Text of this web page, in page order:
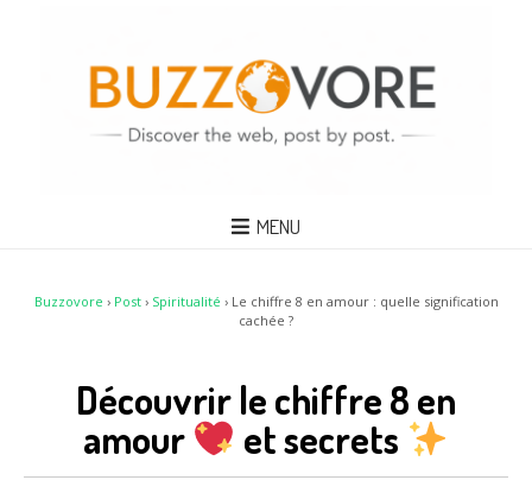
MENU
Buzzovore › Post› Spiritualité › Le chiffre 8 en amour : quelle signification
cachée ?
Découvrir le chiffre 8 en
amour
et secrets